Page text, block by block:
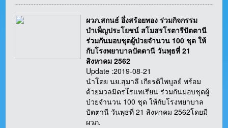
ผวภ.สกนธ์ อึ่งสร้อยทอง ร่วมกิจกรรม
บำเพ็ญประโยชน์ สโมสรโรตารีปัตตานี
ร่วมกันมอบชุดผู้ป่วยจำนวน 100 ชุด ให้
กับโรงพยาบาลปัตตานี วันพุธที่ 21
สิงหาคม 2562
Update :2019-08-21
นำโดย นย.สุมาลี เกียรติไพบูลย์ พร้อม
ด้วยมวลมิตรโรแทเรียน ร่วมกันมอบชุดผู้
ป่วยจำนวน 100 ชุด ให้กับโรงพยาบาล
ปัตตานี วันพุธที่ 21 สิงหาคม 2562โดยมี
ผวภ.